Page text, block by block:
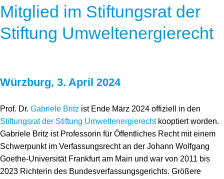
Mitglied im Stiftungsrat der
Stiftung Umweltenergierecht
Würzburg, 3. April 2024
Prof. Dr. Gabriele Britz ist Ende März 2024 offiziell in den
Stiftungsrat der Stiftung Umweltenergierechtkooptiert worden.
Gabriele Britz ist Professorin für Öffentliches Recht mit einem
Schwerpunkt im Verfassungsrecht an der Johann Wolfgang
Goethe-Universität Frankfurt am Main und war von 2011 bis
2023 Richterin des Bundesverfassungsgerichts. Größere